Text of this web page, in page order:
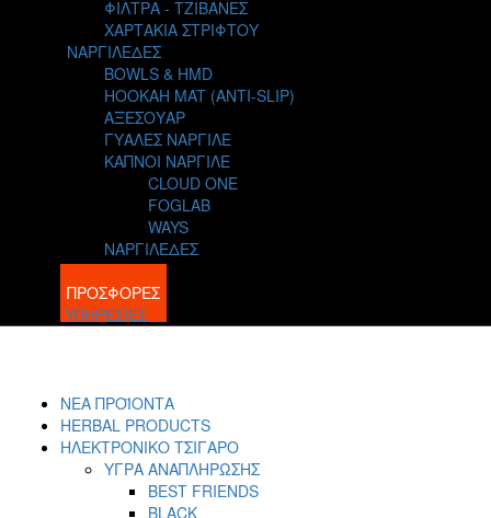
ΦΙΛΤΡΑ - ΤΖΙΒΑΝΕΣ
ΧΑΡΤΑΚΙΑ ΣΤΡΙΦΤΟΥ
ΝΑΡΓΙΛΕΔΕΣ
BOWLS & HMD
HOOKAH MAT (ANTI-SLIP)
ΑΞΕΣΟΥΑΡ
ΓΥΑΛΕΣ ΝΑΡΓΙΛΕ
ΚΑΠΝΟΙ ΝΑΡΓΙΛΕ
CLOUD ONE
FOGLAB
WAYS
ΝΑΡΓΙΛΕΔΕΣ
BLOG
ΠΡΟΣΦΟΡΕΣ
ΥΠΗΡΕΣΙΕΣ
ΝΕΑ ΠΡΟΪΟΝΤΑ
HERBAL PRODUCTS
ΗΛΕΚΤΡΟΝΙΚΟ ΤΣΙΓΑΡΟ
ΥΓΡΑ ΑΝΑΠΛΗΡΩΣΗΣ
BEST FRIENDS
BLACK